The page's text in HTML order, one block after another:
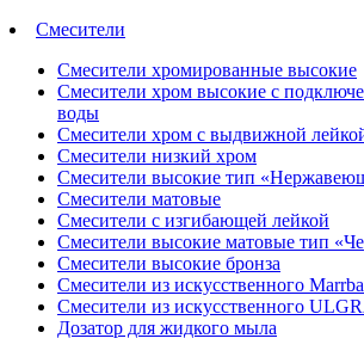
Смесители
Смесители хромированные высокие
Смесители хром высокие с
воды
Смесители хром с выдвижной
Смесители низкий хром
Смесители высокие тип
Смесители матовые
Смесители с изгибающей лейкой
Смесители высокие матовые тип
Смесители высокие бронза
Смесители из искусственного
Смесители из искусственного
Дозатор для жидкого мыла